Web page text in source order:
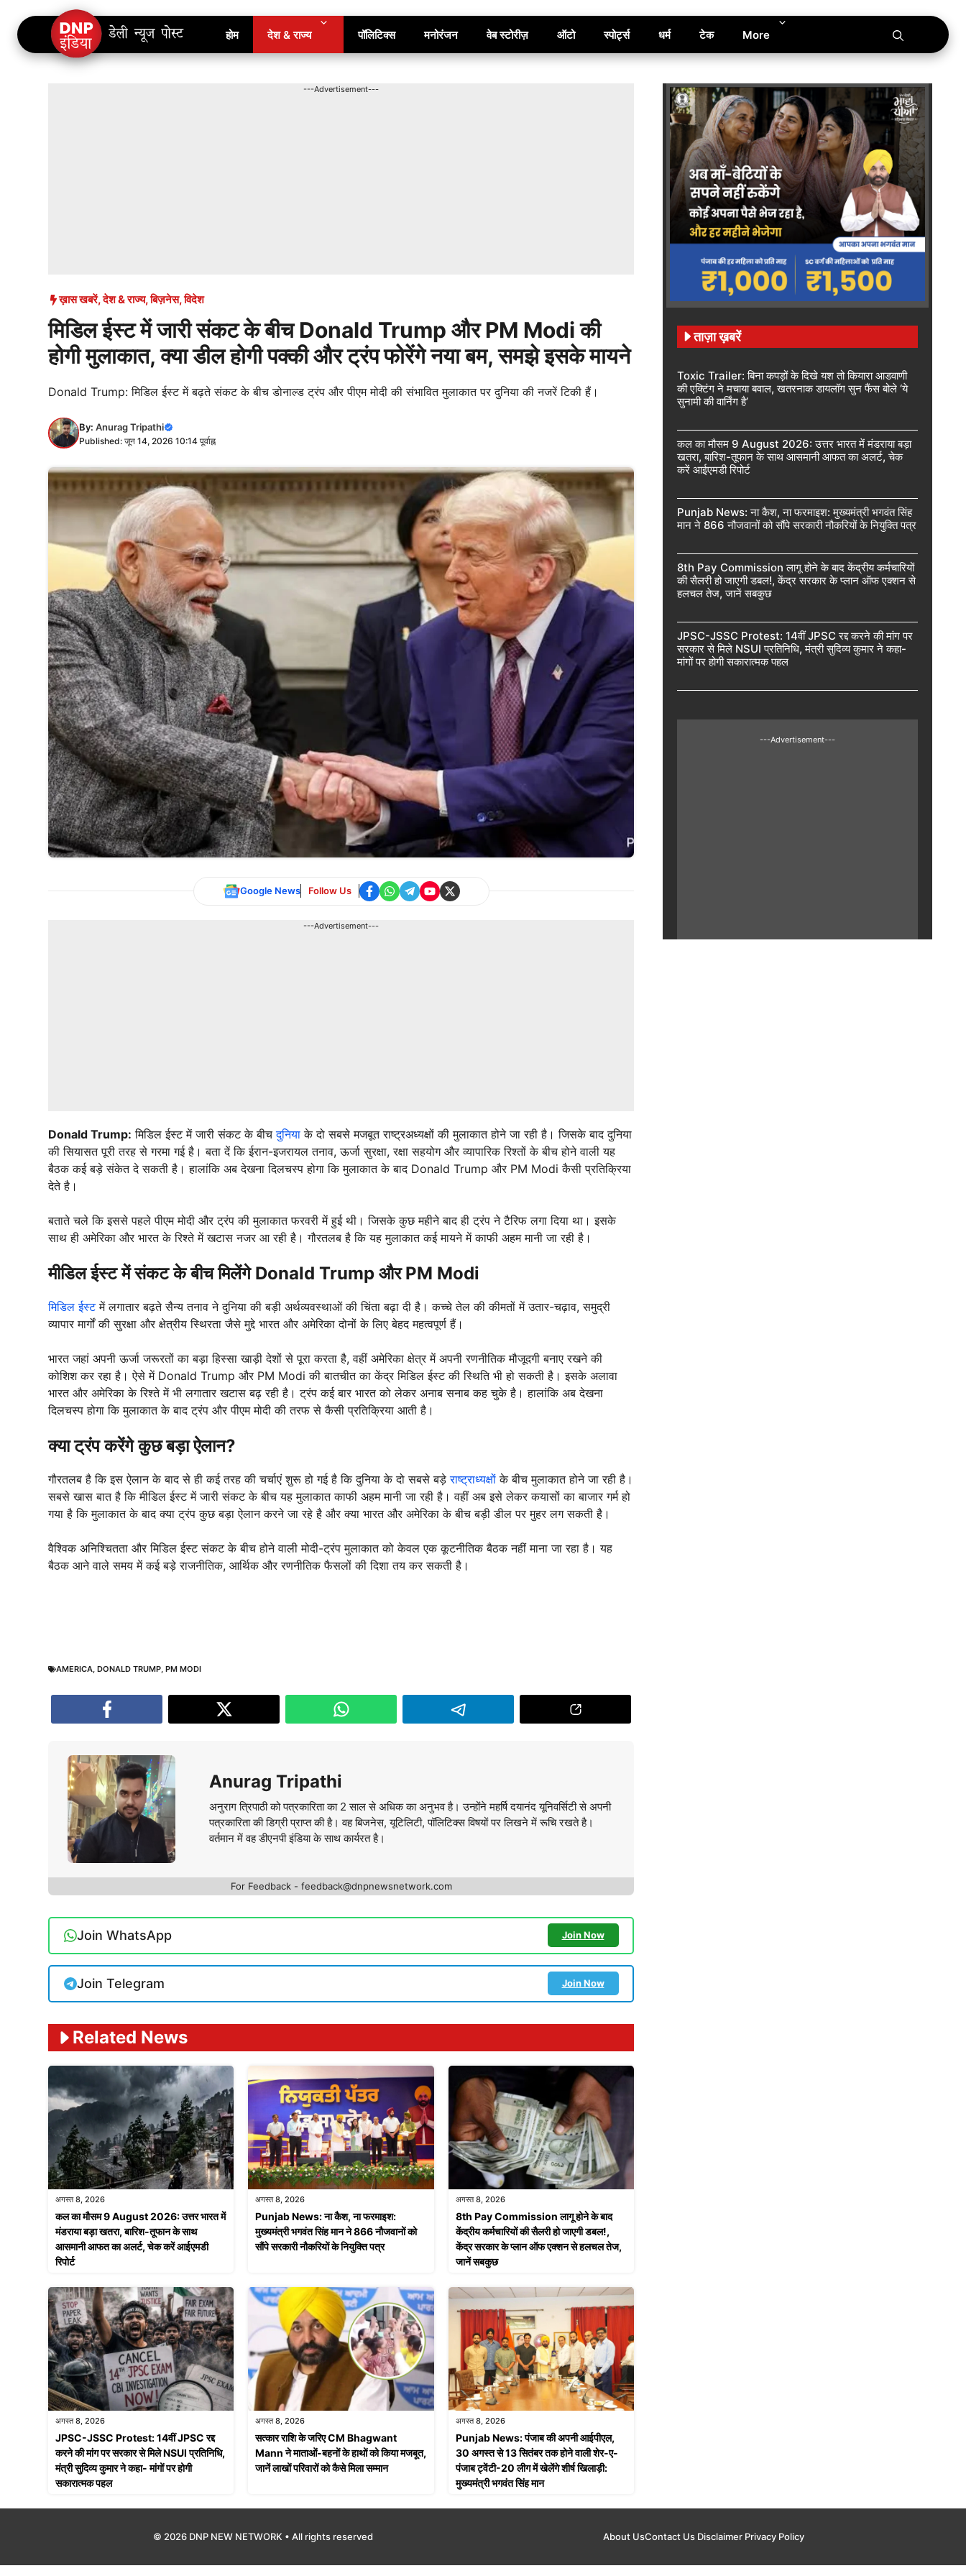
Skip
content
होम देश & राज्य पॉलिटिक्स मनोरंजन वेब स्टोरीज़ ऑटो स्पोर्ट्स धर्म टेक More
---Advertisement---
ख़ास खबरें,देश & राज्य,बिज़नेस,विदेश
मिडिल ईस्ट में जारी संकट के बीच Donald Trump और PM Modi की
होगी मुलाकात, क्या डील होगी पक्की और ट्रंप फोरेंगे नया बम, समझे इसके मायने
Donald Trump: मिडिल ईस्ट में बढ़ते संकट के बीच डोनाल्ड ट्रंप और पीएम मोदी की संभावित मुलाकात पर दुनिया की नजरें टिकी हैं।
By: Anurag Tripathi
Published: जून 14, 2026 10:14 पूर्वाह्न
Google News Follow Us
---Advertisement---
Donald Trump: मिडिल ईस्ट में जारी संकट के बीचदुनिया के दो सबसे मजबूत राष्ट्रअध्यक्षों की मुलाकात होने जा रही है। जिसके बाद दुनिया
की सियासत पूरी तरह से गरमा गई है। बता दें कि ईरान-इजरायल तनाव, ऊर्जा सुरक्षा, रक्षा सहयोग और व्यापारिक रिश्तों के बीच होने वाली यह
बैठक कई बड़े संकेत दे सकती है। हालांकि अब देखना दिलचस्प होगा कि मुलाकात के बाद Donald Trump और PM Modi कैसी प्रतिक्रिया
देते है।
बताते चले कि इससे पहले पीएम मोदी और ट्रंप की मुलाकात फरवरी में हुई थी। जिसके कुछ महीने बाद ही ट्रंप ने टैरिफ लगा दिया था। इसके
साथ ही अमेरिका और भारत के रिश्ते में खटास नजर आ रही है। गौरतलब है कि यह मुलाकात कई मायने में काफी अहम मानी जा रही है।
मीडिल ईस्ट में संकट के बीच मिलेंगे Donald Trump और PM Modi
मिडिल ईस्टमें लगातार बढ़ते सैन्य तनाव ने दुनिया की बड़ी अर्थव्यवस्थाओं की चिंता बढ़ा दी है। कच्चे तेल की कीमतों में उतार-चढ़ाव, समुद्री
व्यापार मार्गों की सुरक्षा और क्षेत्रीय स्थिरता जैसे मुद्दे भारत और अमेरिका दोनों के लिए बेहद महत्वपूर्ण हैं।
भारत जहां अपनी ऊर्जा जरूरतों का बड़ा हिस्सा खाड़ी देशों से पूरा करता है, वहीं अमेरिका क्षेत्र में अपनी रणनीतिक मौजूदगी बनाए रखने की
कोशिश कर रहा है। ऐसे में Donald Trump और PM Modi की बातचीत का केंद्र मिडिल ईस्ट की स्थिति भी हो सकती है। इसके अलावा
भारत और अमेरिका के रिश्ते में भी लगातार खटास बढ़ रही है। ट्रंप कई बार भारत को लेकर अनाब सनाब कह चुके है। हालांकि अब देखना
दिलचस्प होगा कि मुलाकात के बाद ट्रंप और पीएम मोदी की तरफ से कैसी प्रतिक्रिया आती है।
क्या ट्रंप करेंगे कुछ बड़ा ऐलान?
गौरतलब है कि इस ऐलान के बाद से ही कई तरह की चर्चाएं शुरू हो गई है कि दुनिया के दो सबसे बड़ेराष्ट्राध्यक्षों के बीच मुलाकात होने जा रही है।
सबसे खास बात है कि मीडिल ईस्ट में जारी संकट के बीच यह मुलाकात काफी अहम मानी जा रही है। वहीं अब इसे लेकर कयासों का बाजार गर्म हो
गया है कि मुलाकात के बाद क्या ट्रंप कुछ बड़ा ऐलान करने जा रहे है और क्या भारत और अमेरिका के बीच बड़ी डील पर मुहर लग सकती है।
वैश्विक अनिश्चितता और मिडिल ईस्ट संकट के बीच होने वाली मोदी-ट्रंप मुलाकात को केवल एक कूटनीतिक बैठक नहीं माना जा रहा है। यह
बैठक आने वाले समय में कई बड़े राजनीतिक, आर्थिक और रणनीतिक फैसलों की दिशा तय कर सकती है।
AMERICA, DONALD TRUMP, PM MODI
Anurag Tripathi
अनुराग त्रिपाठी को पत्रकारिता का 2 साल से अधिक का अनुभव है। उन्होंने महर्षि दयानंद यूनिवर्सिटी से अपनी
पत्रकारिता की डिग्री प्राप्त की है। वह बिजनेस, यूटिलिटी, पॉलिटिक्स विषयों पर लिखने में रूचि रखते है।
वर्तमान में वह डीएनपी इंडिया के साथ कार्यरत है।
For Feedback - feedback@dnpnewsnetwork.com
Join WhatsApp Join Now
Join Telegram Join Now
Related News
अगस्त 8, 2026
कल का मौसम 9 August 2026: उत्तर भारत में
मंडराया बड़ा खतरा, बारिश-तूफान के साथ
आसमानी आफत का अलर्ट, चेक करें आईएमडी
रिपोर्ट
अगस्त 8, 2026
Punjab News: ना कैश, ना फरमाइश:
मुख्यमंत्री भगवंत सिंह मान ने 866 नौजवानों को
सौंपे सरकारी नौकरियों के नियुक्ति पत्र
अगस्त 8, 2026
8th Pay Commission लागू होने के बाद
केंद्रीय कर्मचारियों की सैलरी हो जाएगी डबल!,
केंद्र सरकार के प्लान ऑफ एक्शन से हलचल तेज,
जानें सबकुछ
अगस्त 8, 2026
JPSC-JSSC Protest: 14वीं JPSC रद्द
करने की मांग पर सरकार से मिले NSUI प्रतिनिधि,
मंत्री सुदिव्य कुमार ने कहा- मांगों पर होगी
सकारात्मक पहल
अगस्त 8, 2026
सत्कार राशि के जरिए CM Bhagwant
Mann ने माताओं-बहनों के हाथों को किया मजबूत,
जानें लाखों परिवारों को कैसे मिला सम्मान
अगस्त 8, 2026
Punjab News: पंजाब की अपनी आईपीएल,
30 अगस्त से 13 सितंबर तक होने वाली शेर-ए-
पंजाब ट्वेंटी-20 लीग में खेलेंगे शीर्ष खिलाड़ी:
मुख्यमंत्री भगवंत सिंह मान
ताज़ा ख़बरें
Toxic Trailer: बिना कपड़ों के दिखे यश तो कियारा आडवाणी
की एक्टिंग ने मचाया बवाल, खतरनाक डायलॉग सुन फैंस बोले ‘ये
सुनामी की वार्निंग है’
कल का मौसम 9 August 2026: उत्तर भारत में मंडराया बड़ा
खतरा, बारिश-तूफान के साथ आसमानी आफत का अलर्ट, चेक
करें आईएमडी रिपोर्ट
Punjab News: ना कैश, ना फरमाइश: मुख्यमंत्री भगवंत सिंह
मान ने 866 नौजवानों को सौंपे सरकारी नौकरियों के नियुक्ति पत्र
8th Pay Commission लागू होने के बाद केंद्रीय कर्मचारियों
की सैलरी हो जाएगी डबल!, केंद्र सरकार के प्लान ऑफ एक्शन से
हलचल तेज, जानें सबकुछ
JPSC-JSSC Protest: 14वीं JPSC रद्द करने की मांग पर
सरकार से मिले NSUI प्रतिनिधि, मंत्री सुदिव्य कुमार ने कहा-
मांगों पर होगी सकारात्मक पहल
---Advertisement---
© 2026 DNP NEW NETWORK • All rights reserved About UsContact Us Disclaimer Privacy Policy